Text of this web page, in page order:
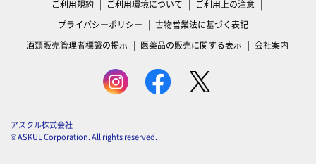
ご利用規約 ご利用環境について
ご利用上の注意
プライバシーポリシー
古物営業法に基づく表記
酒類販売管理者標識の掲示
医薬品の販売に関する表示 会社案内
アスクル株式会社
© ASKUL Corporation. All rights reserved.